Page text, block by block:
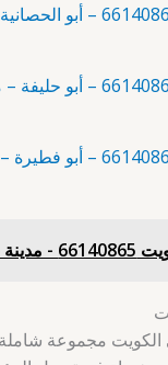
عامة
الكويت مجموعة